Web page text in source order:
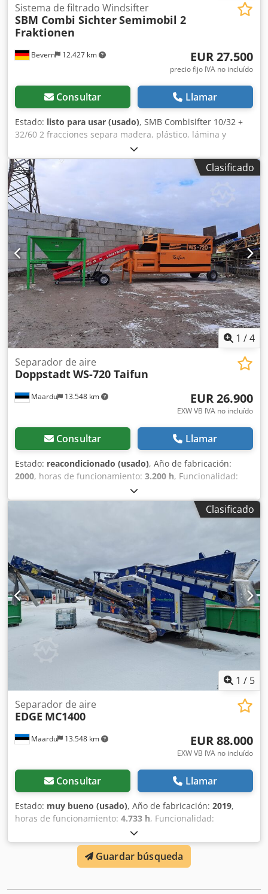
Bevern 12.427 km
Sistema de filtrado Windsifter
SBM Combi SichterSemimobil 2
Fraktionen
EUR 27.500
precio fijo IVA no incluído
Consultar Llamar
Estado: listo para usar (usado), SMB Combisifter 10/32 +
32/60 2 fracciones separa madera, plástico, lámina y
papel, tamizado por viento con sistema de filtro, 2 tolvas
vibrantes, esclusa de aire, armario de distribución con
sistema de control completo, móvil con carro de gancho,
automontable, compresor para limpieza de filtro, 1000
horas de servicio. Djdep Aunlspfx Ankjck
Clasificado
1 /4
Maardu 13.548 km
Separador de aire
DoppstadtWS-720 Taifun
EUR 26.900
EXW VB IVA no incluído
Consultar Llamar
Estado: reacondicionado (usado), Año de fabricación:
2000, horas de funcionamiento: 3.200 h, Funcionalidad:
, combustible:
excelente estado con pocas horas de trabajo,
transportador de tolva móvil opcional (el de la foto)Clasificado
1 / 5
Maardu 13.548 km
Separador de aire
EDGE MC1400
EUR 88.000
EXW VB IVA no incluído
Consultar Llamar
Estado: muy bueno (usado), Año de fabricación: 2019,
horas de funcionamiento: 4.733 h, Funcionalidad:
, combustible:
aire de tres fracciones + ventilador de succión adicional
para fracción media. Máquina de un solo propietario.
Dcjdpfxjv Aails Anksk
Guardar búsqueda